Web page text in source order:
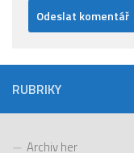
RUBRIKY
Archiv her